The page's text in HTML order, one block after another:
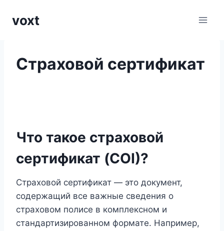
voxt
Страховой сертификат
Что такое страховой
сертификат (COI)?
Страховой сертификат — это документ,
содержащий все важные сведения о
страховом полисе в комплексном и
стандартизированном формате. Например,